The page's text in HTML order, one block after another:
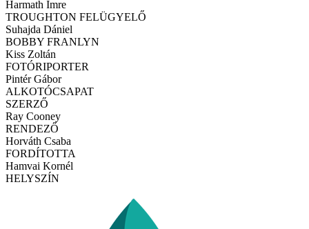
Harmath Imre
TROUGHTON FELÜGYELŐ
Suhajda Dániel
BOBBY FRANLYN
Kiss Zoltán
FOTÓRIPORTER
Pintér Gábor
ALKOTÓCSAPAT
SZERZŐ
Ray Cooney
RENDEZŐ
Horváth Csaba
FORDÍTOTTA
Hamvai Kornél
HELYSZÍN